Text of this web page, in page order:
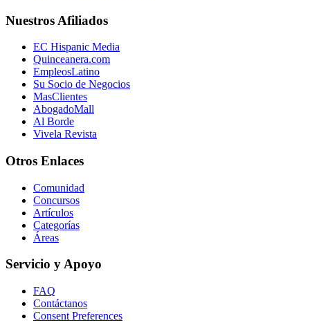
Nuestros Afiliados
EC Hispanic Media
Quinceanera.com
EmpleosLatino
Su Socio de Negocios
MasClientes
AbogadoMall
Al Borde
Vivela Revista
Otros Enlaces
Comunidad
Concursos
Artículos
Categorías
Áreas
Servicio y Apoyo
FAQ
Contáctanos
Consent Preferences